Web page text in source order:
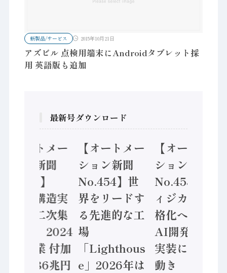
新製品/サービス 2015年10月21日
アズビル 点検用端末にAndroidタブレット採
用 英語版も追加
最新号ダウンロード
【オートメー
ション新聞
No.455】
「経済構造実
態調査二次集
計結果」2024
年製造業 付加
価値額86兆円
【オートメー
ション新聞
No.454】世
界をリードす
る先進的な工
場
「Lighthous
e」2026年は
【オートメー
ション新聞
No.453】フ
ィジカルAI本
格化へ 国産
AI開発や社会
実装に活発な
動き